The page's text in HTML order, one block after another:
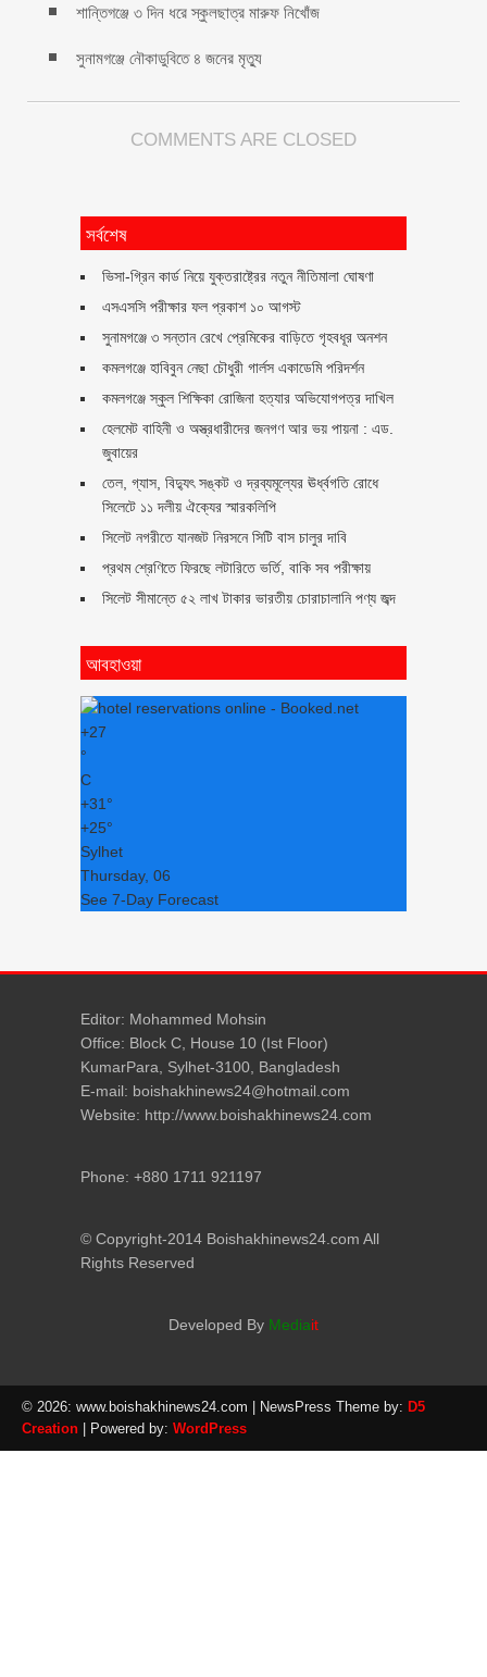
শান্তিগঞ্জে ৩ দিন ধরে স্কুলছাত্র মারুফ নিখোঁজ
সুনামগঞ্জে নৌকাডুবিতে ৪ জনের মৃত্যু
COMMENTS ARE CLOSED
সর্বশেষ
ভিসা-গ্রিন কার্ড নিয়ে যুক্তরাষ্ট্রের নতুন নীতিমালা ঘোষণা
এসএসসি পরীক্ষার ফল প্রকাশ ১০ আগস্ট
সুনামগঞ্জে ৩ সন্তান রেখে প্রেমিকের বাড়িতে গৃহবধূর অনশন
কমলগঞ্জে হাবিবুন নেছা চৌধুরী গার্লস একাডেমি পরিদর্শন
কমলগঞ্জে স্কুল শিক্ষিকা রোজিনা হত্যার অভিযোগপত্র দাখিল
হেলমেট বাহিনী ও অস্ত্রধারীদের জনগণ আর ভয় পায়না : এড.
জুবায়ের
তেল, গ্যাস, বিদ্যুৎ সঙ্কট ও দ্রব্যমূল্যের ঊর্ধ্বগতি রোধে
সিলেটে ১১ দলীয় ঐক্যের স্মারকলিপি
সিলেট নগরীতে যানজট নিরসনে সিটি বাস চালুর দাবি
প্রথম শ্রেণিতে ফিরছে লটারিতে ভর্তি, বাকি সব পরীক্ষায়
সিলেট সীমান্তে ৫২ লাখ টাকার ভারতীয় চোরাচালানি পণ্য জব্দ
আবহাওয়া
+27
°
C
+31°
+25°
Sylhet
Thursday, 06
See 7-Day Forecast
Editor: Mohammed Mohsin
Office: Block C, House 10 (Ist Floor)
KumarPara, Sylhet-3100, Bangladesh
E-mail: boishakhinews24@hotmail.com
Website: http://www.boishakhinews24.com
Phone: +880 1711 921197
© Copyright-2014 Boishakhinews24.com All
Rights Reserved
Developed By Mediait
© 2026: www.boishakhinews24.com | NewsPress Theme by: D5
Creation | Powered by: WordPress